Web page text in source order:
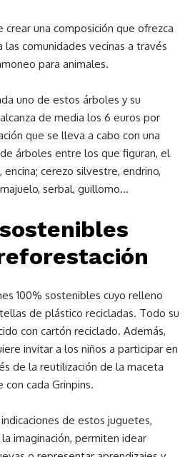
crear una composición que ofrezca
comunidades vecinas a través
para animales.
uno de estos árboles y su
de media los 6 euros por
que se lleva a cabo con una
árboles entre los que figuran, el
cerezo silvestre, endrino,
serbal, guillomo…
100% sostenibles cuyo relleno
de plástico recicladas. Todo su
con cartón reciclado. Además,
invitar a los niños a participar en
de la reutilización de la maceta
con cada Grinpins.
de estos juguetes,
imaginación, permiten idear